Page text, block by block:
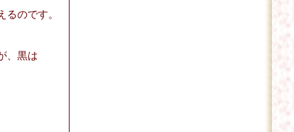
のです。
、黒は